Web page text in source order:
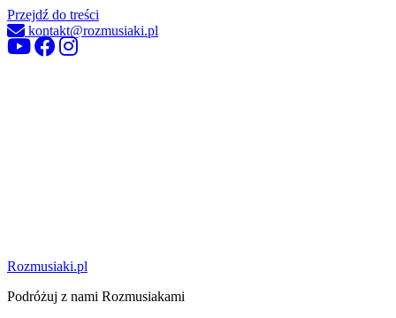
Przejdź do treści
kontakt@rozmusiaki.pl
Rozmusiaki.pl
Podróżuj z nami Rozmusiakami